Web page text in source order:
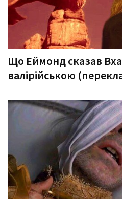
Що Еймонд сказав
валірійською